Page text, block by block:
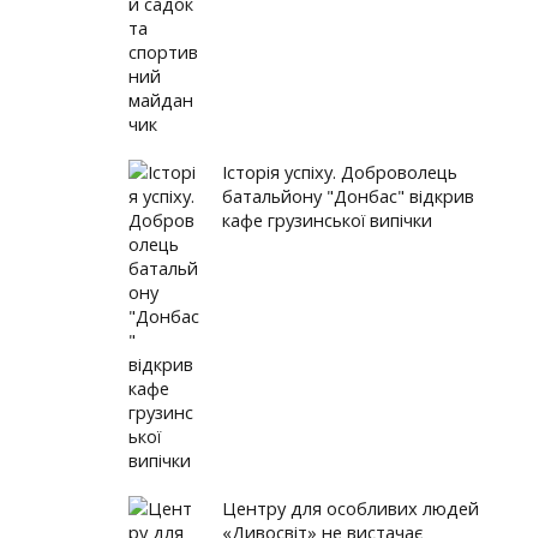
Історія успіху. Доброволець
батальйону "Донбас" відкрив
кафе грузинської випічки
Центру для особливих людей
«Дивосвіт» не вистачає